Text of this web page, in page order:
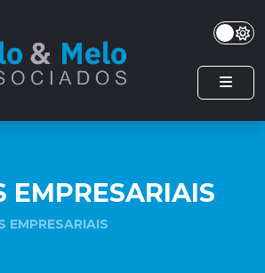
EMPRESARIAIS
EMPRESARIAIS